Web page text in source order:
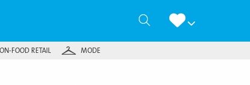
Zoeken
FOOD RETAIL MODE